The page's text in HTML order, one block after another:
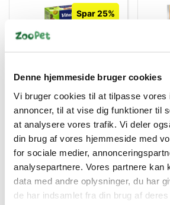
Denne hjemmeside bruger cookies
Vi bruger cookies til at tilpasse vores
annoncer, til at vise dig funktioner til
at analysere vores trafik. Vi deler
din brug af vores hjemmeside med
for sociale medier,
analysepartnere. Vores partnere kan
data med andre oplysninger, du har
de har indsamlet fra din brug af deres
Spar 25%
Party rollis 500g
Vitakraft
Standard salgspris DKK
49,95
DKK 37,50
DKK 30,00 ekskl. moms
Køb nu
På lager
xxl
DKK